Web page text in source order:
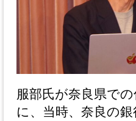
服部氏が奈良県で
に、当時、奈良の